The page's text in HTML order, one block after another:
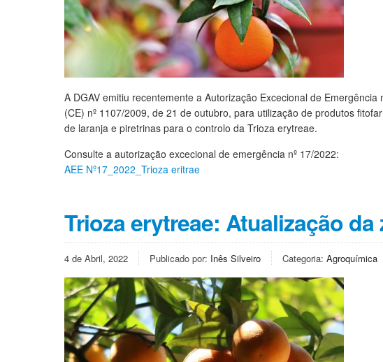
A DGAV emitiu recentemente a Autorização Excecional de
(CE) nº 1107/2009, de 21 de outubro, para utilização de produtos
de laranja e piretrinas para o controlo da Trioza erytreae.
Consulte a autorização excecional de emergência nº 17/2022:
AEE Nº17_2022_Trioza eritrae
Trioza erytreae: Atualização
4 de Abril, 2022 Publicado por: Inês Silveiro Categoria: Agroquímica